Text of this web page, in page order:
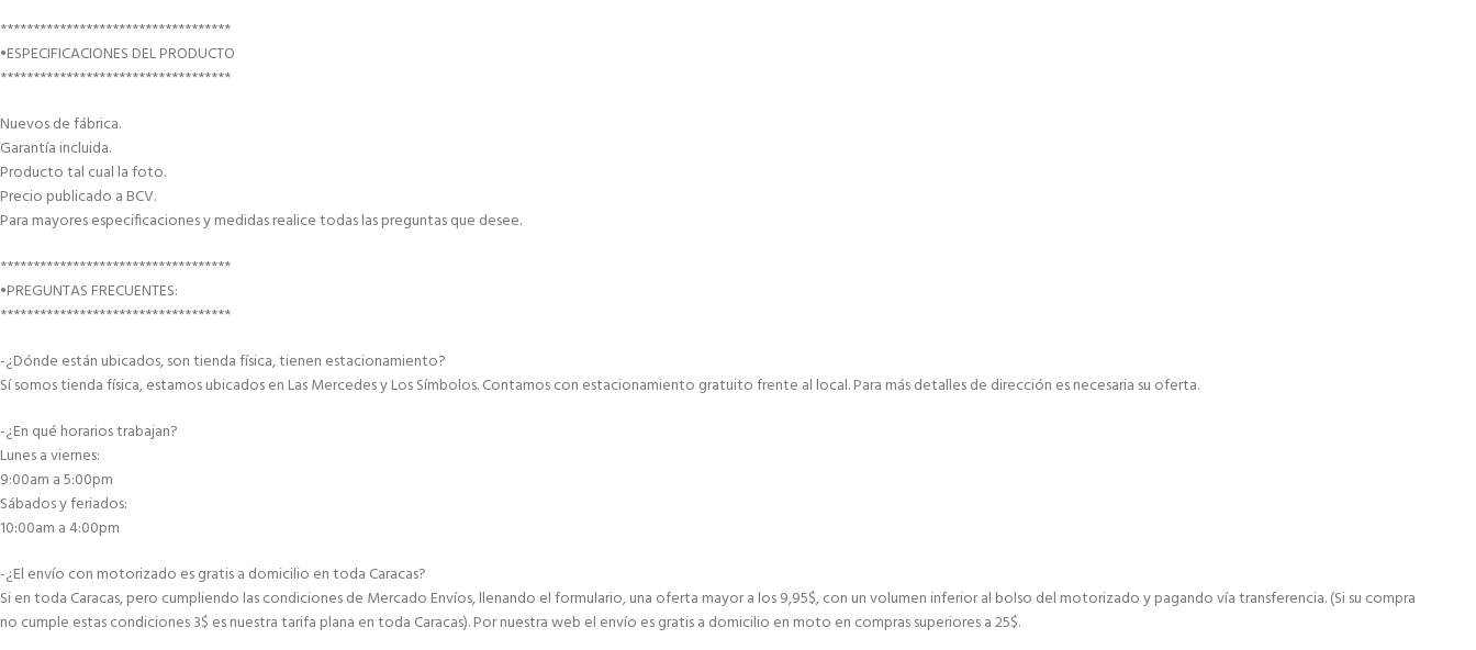
***********************************
•ESPECIFICACIONES DEL PRODUCTO
***********************************
Nuevos de fábrica.
Garantía incluida.
Producto tal cual la foto.
Precio publicado a BCV.
Para mayores especificaciones y medidas realice todas las preguntas que desee.
***********************************
•PREGUNTAS FRECUENTES:
***********************************
-¿Dónde están ubicados, son tienda física, tienen estacionamiento?
Sí somos tienda física, estamos ubicados en Las Mercedes y Los Símbolos. Contamos con estacionamiento gratuito frente al local. Para más detalles de dirección es necesaria su oferta.
-¿En qué horarios trabajan?
Lunes a viernes:
9:00am a 5:00pm
Sábados y feriados:
10:00am a 4:00pm
-¿El envío con motorizado es gratis a domicilio en toda Caracas?
Si en toda Caracas, pero cumpliendo las condiciones de Mercado Envíos, llenando el formulario, una oferta mayor a los 9,95$, con un volumen inferior al bolso del motorizado y pagando vía transferencia. (Si su compra
no cumple estas condiciones 3$ es nuestra tarifa plana en toda Caracas). Por nuestra web el envío es gratis a domicilio en moto en compras superiores a 25$.